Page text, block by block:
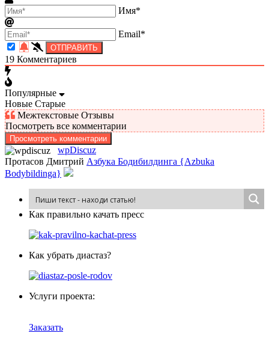
Имя*
Email*
19 Комментариев
Популярные
Новые Старые
Межтекстовые Отзывы
Посмотреть все комментарии
Просмотреть комментарии
wpDiscuz
Протасов Дмитрий Азбука Бодибилдинга {Azbuka
Bodybildinga}
Как пра­виль­но ка­чать пресс
Как убрать диастаз?
Услуги проекта:
Заказать